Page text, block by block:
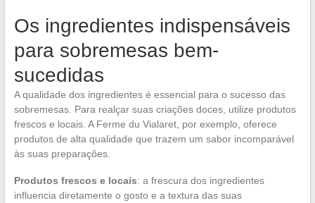
Os ingredientes indispensáveis
para sobremesas bem-
sucedidas
A qualidade dos ingredientes é essencial para o sucesso das
sobremesas. Para realçar suas criações doces, utilize produtos
frescos e locais. A Ferme du Vialaret, por exemplo, oferece
produtos de alta qualidade que trazem um sabor incomparável
às suas preparações.
Produtos frescos e locais: a frescura dos ingredientes
influencia diretamente o gosto e a textura das suas